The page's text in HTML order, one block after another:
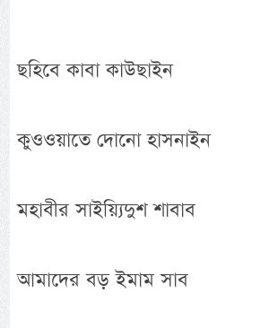
ছহিবে কাবা কাউছাইন
কুওওয়াতে দোনো হাসনাইন
মহাবীর সাইয়্যিদুশ শাবাব
আমাদের বড় ইমাম সাব